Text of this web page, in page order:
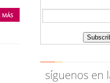
MÁS
síguenos en